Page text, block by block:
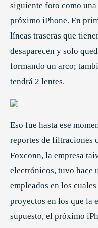
siguiente foto como
próximo iPhone. En
líneas traseras que
desaparecen y solo
formando un arco;
tendrá 2 lentes.
Eso fue hasta ese
reportes de filtraciones
Foxconn, la empresa
electrónicos, tuvo hace
empleados en los
proyectos en los que la
supuesto, el próximo